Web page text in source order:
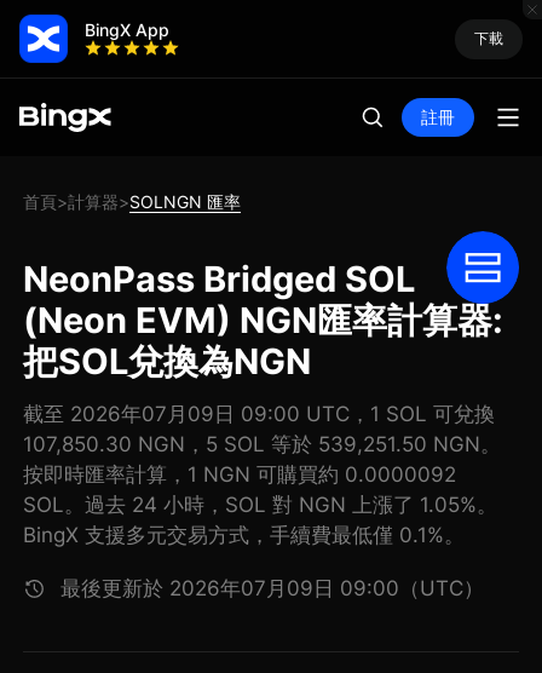
BingX App 下載
註冊
首頁>計算器>SOLNGN 匯率
NeonPass Bridged SOL
(Neon EVM) NGN匯率計算器:
把SOL兌換為NGN
截至 2026年07月09日 09:00 UTC，1 SOL 可兌換
107,850.30 NGN，5 SOL 等於 539,251.50 NGN。
按即時匯率計算，1 NGN 可購買約 0.0000092
SOL。過去 24 小時，SOL 對 NGN 上漲了 1.05%。
BingX 支援多元交易方式，手續費最低僅 0.1%。
最後更新於 2026年07月09日 09:00（UTC）